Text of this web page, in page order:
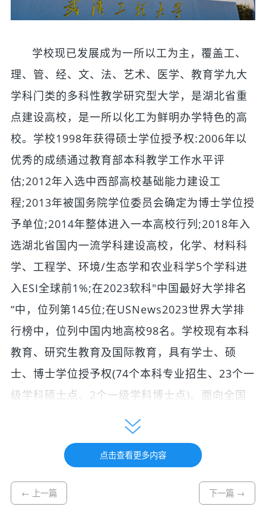
学校现已发展成为一所以工为主，覆盖工、
理、管、经、文、法、艺术、医学、教育学九大
学科门类的多科性教学研究型大学，是湖北省重
点建设高校，是一所以化工为鲜明办学特色的高
校。学校1998年获得硕士学位授予权:2006年以
优秀的成绩通过教育部本科教学工作水平评
估;2012年入选中西部高校基础能力建设工
程;2013年被国务院学位委员会确定为博士学位授
予单位;2014年整体进入一本高校行列;2018年入
选湖北省国内一流学科建设高校，化学、材料科
学、工程学、环境/生态学和农业科学5个学科进
入ESI全球前1%;在2023软科"中国最好大学排名
“中，位列第145位;在USNews2023世界大学排
行榜中，位列中国内地高校98名。学校现有本科
教育、研究生教育及国际教育，具有学士、硕
士、博士学位授予权(74个本科专业招生、23个一
级学科硕士点、2个一级学科博士点)。面向全国
武汉工程大学继续教育学院是学校成人高等
教育、高等教育自学考试、同等学力申硕及职业
培训等实施统一管理的职能部门，是继续教育的
基层教学单位。学院依托学校雄厚科研实力，开
点击查看更多内容
← 上一篇 下一篇 →